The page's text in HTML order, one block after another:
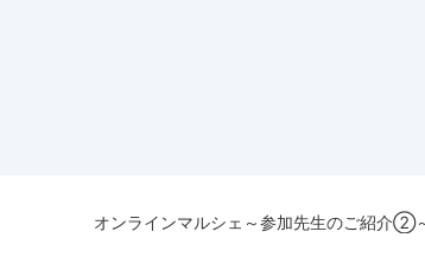
オンラインマルシェ～参加先生のご紹介②